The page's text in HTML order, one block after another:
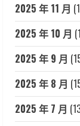
2025 年 11 月
2025 年 10 月
2025 年 9 月
2025 年 8 月
2025 年 7 月